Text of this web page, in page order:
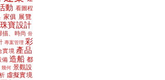
動 看圖程
家俱 展覽
珠寶設計
描、時尚 骨
專案管理 彩
實境 產品
備 造船 都
幾何 景觀設
虛擬實境